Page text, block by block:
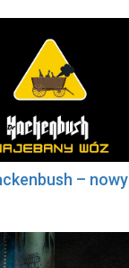
– nowy